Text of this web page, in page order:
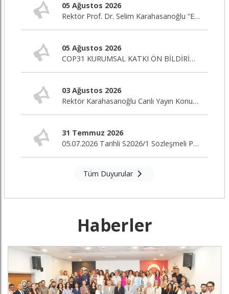
05 Ağustos 2026
Rektör Prof. Dr. Selim Karahasanoğlu “Eğitim Editörü” Programına Canlı Yayın Konuğu Oluyor
05 Ağustos 2026
COP31 KURUMSAL KATKI ÖN BİLDİRİM ÇAĞRISI
03 Ağustos 2026
Rektör Karahasanoğlu Canlı Yayın Konuğu
31 Temmuz 2026
05.07.2026 Tarihli S2026/1 Sözleşmeli Personel Alım İlanı Nihai Değerlendirme Sonuçları
Tüm Duyurular
Haberler